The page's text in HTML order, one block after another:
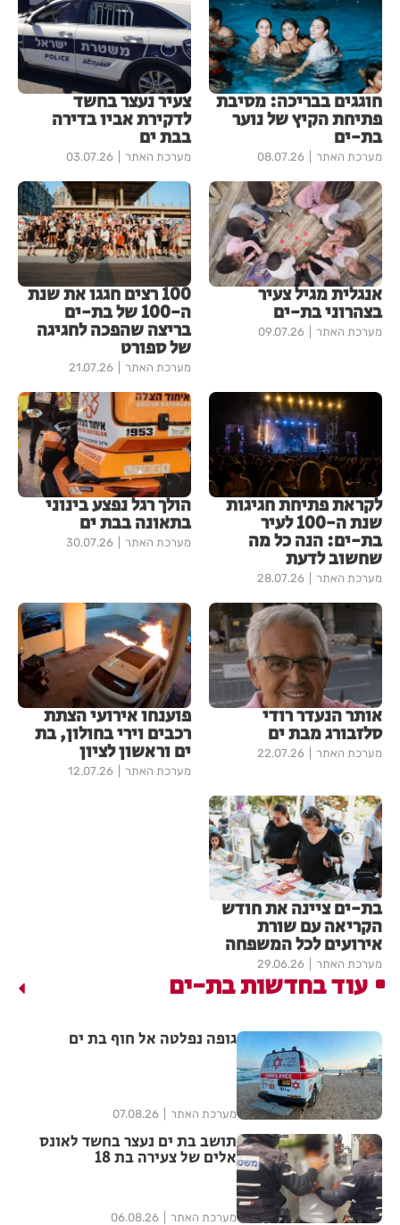
חוגגים בבריכה: מסיבת
פתיחת הקיץ של נוער
בת-ים
מערכת האתר 08.07.26
צעיר נעצר בחשד
לדקירת אביו בדירה
בבת ים
מערכת האתר 03.07.26
אנגלית מגיל צעיר
בצהרוני בת-ים
מערכת האתר 09.07.26
100 רצים חגגו את שנת
ה-100 של בת-ים
בריצה שהפכה לחגיגה
של ספורט
מערכת האתר 21.07.26
לקראת פתיחת חגיגות
שנת ה-100 לעיר
בת-ים: הנה כל מה
שחשוב לדעת
מערכת האתר 28.07.26
הולך רגל נפצע בינוני
בתאונה בבת ים
מערכת האתר 30.07.26
אותר הנעדר רודי
סלזבורג מבת ים
מערכת האתר 22.07.26
פוענחו אירועי הצתת
רכבים וירי בחולון, בת
ים וראשון לציון
מערכת האתר 12.07.26
בת-ים ציינה את חודש
הקריאה עם שורת
אירועים לכל המשפחה
מערכת האתר 29.06.26
עוד בחדשות בת-ים
גופה נפלטה אל חוף בת ים
מערכת האתר 07.08.26
תושב בת ים נעצר בחשד לאונס
אלים של צעירה בת 18
מערכת האתר 06.08.26